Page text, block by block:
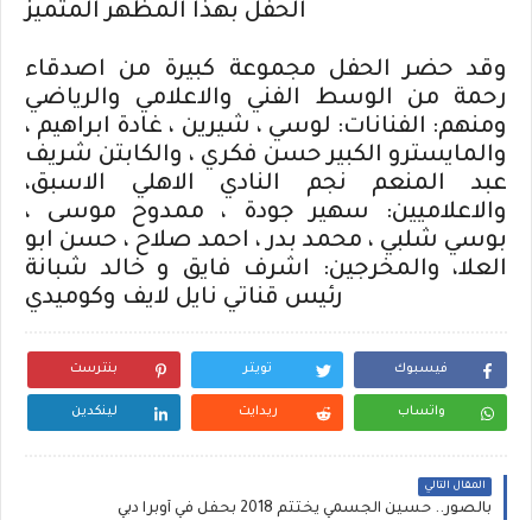
وقد حضر الحفل مجموعة كبيرة من اصدقاء
رحمة من الوسط الفني والاعلامي والرياضي
ومنهم: الفنانات: لوسي ، شيرين ، غادة ابراهيم ،
والمايسترو الكبير حسن فكري ، والكابتن شريف
عبد المنعم نجم النادي الاهلي الاسبق،
والاعلاميين: سهير جودة ، ممدوح موسى ،
بوسي شلبي ، محمد بدر ، احمد صلاح ، حسن ابو
العلا، والمخرجين: اشرف فايق و خالد شبانة
رئيس قناتي نايل لايف وكوميدي
فيسبوك تويتر بنترست
واتساب ريدايت لينكدين
المقال التالي
بالصور.. حسين الجسمي يختتم 2018 بحفل في أوبرا دبي